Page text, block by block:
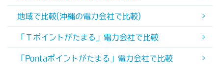
地域で比較(沖縄の電力会社で比較)
「Ｔポイントがたまる」電力会社で比較
「Pontaポイントがたまる」電力会社で比較